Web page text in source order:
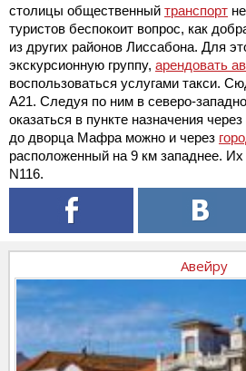
столицы общественный транспорт
туристов беспокоит вопрос, как
из других районов Лиссабона. Для
экскурсионную группу, арендовать
воспользоваться услугами такси.
A21. Следуя по ним в северо-
оказаться в пункте назначения
до дворца Мафра можно и через
расположенный на 9 км западнее.
N116.
Авейру